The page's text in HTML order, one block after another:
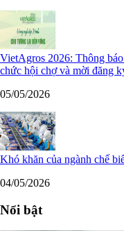
VietAgros 2026: Thông
chức hội chợ và mời đăng
05/05/2026
Khó khăn của ngành chế
04/05/2026
Nổi bật